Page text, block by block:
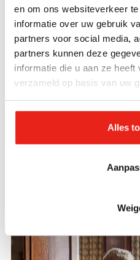
en om ons websiteverkeer
informatie over uw gebruik
partners voor social media,
partners kunnen deze
informatie die u aan ze
verzameld op basis van uw
Alles
“Ik hoor flarden van
Engels of via Google
vooral de grote lijnen
genoeg; vluchten uit een
gebombardeerd, dat is
aan een oudere vrouw
Wij hebben haar
gebracht.”